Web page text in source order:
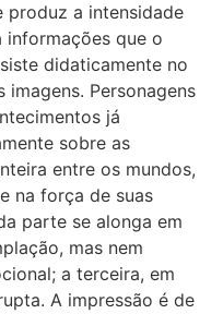
produz a intensidade
informações que o
didaticamente no
Personagens
já
sobre as
entre os mundos,
na força de suas
parte se alonga em
mas nem
a terceira, em
A impressão é de